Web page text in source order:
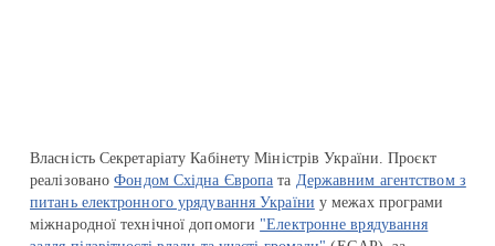
Власність Секретаріату Кабінету Міністрів України. Проєкт
реалізованоФондом Східна Європа та Державним агентством з
питань електронного урядування України у межах програми
міжнародної технічної допомоги "Електронне врядування